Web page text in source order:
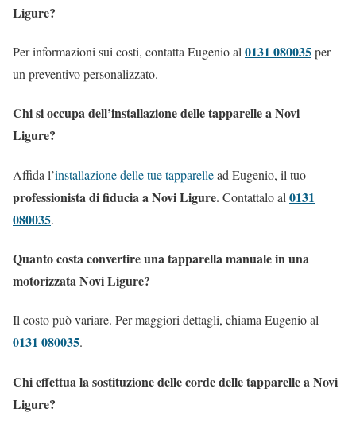
Ligure?
Per informazioni sui costi, contatta Eugenio al 0131 080035per
un preventivo personalizzato.
Chi si occupa dell’installazione delle tapparelle a Novi
Ligure?
Affida l’installazione delle tue tapparellead Eugenio, il tuo
professionista di fiducia a Novi Ligure. Contattalo al 0131
080035.
Quanto costa convertire una tapparella manuale in una
motorizzata Novi Ligure?
Il costo può variare. Per maggiori dettagli, chiama Eugenio al
0131 080035.
Chi effettua la sostituzione delle corde delle tapparelle a Novi
Ligure?